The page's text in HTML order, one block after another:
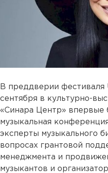
В преддверии фестиваля
сентября в культурно-
«Синара Центр» впервые
музыкальная
эксперты музыкального
вопросах грантовой
менеджмента и
музыкантов и